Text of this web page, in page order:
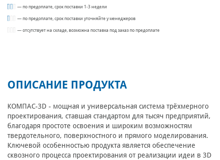
— по предоплате, срок поставки 1-3 недели
— по предоплате, срок поставки уточняйте у менеджеров
— отсутствует на складе, возможна поставка под заказ по предоплате
ОПИСАНИЕ ПРОДУКТА
КОМПАС-3D - мощная и универсальная система трёхмерного
проектирования, ставшая стандартом для тысяч предприятий,
благодаря простоте освоения и широким возможностям
твердотельного, поверхностного и прямого моделирования.
Ключевой особенностью продукта является обеспечение
сквозного процесса проектирования от реализации идеи в 3D